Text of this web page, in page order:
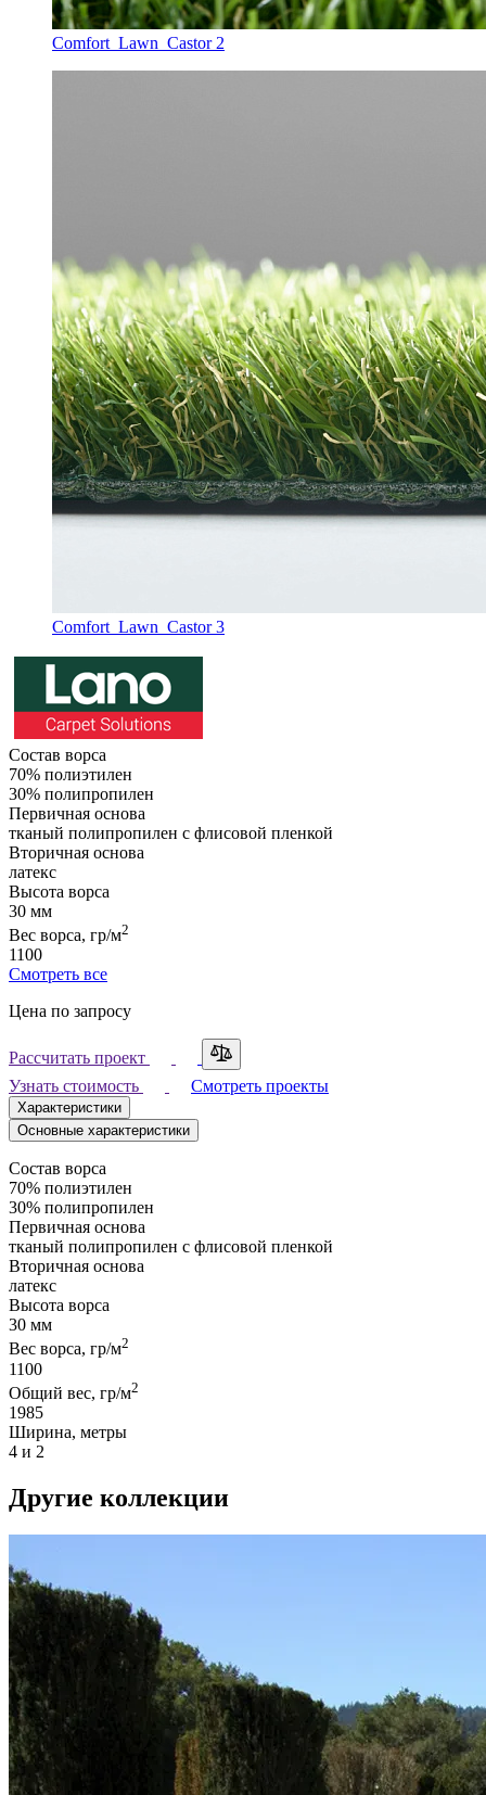
Comfort_Lawn_Castor 2
Comfort_Lawn_Castor 3
Состав ворса
70% полиэтилен
30% полипропилен
Первичная основа
тканый полипропилен с флисовой пленкой
Вторичная основа
латекс
Высота ворса
30 мм
Вес ворса, гр/м2
1100
Смотреть все
Цена по запросу
Рассчитать проект
Узнать стоимость
Смотреть проекты
Характеристики
Основные характеристики
Состав ворса
70% полиэтилен
30% полипропилен
Первичная основа
тканый полипропилен с флисовой пленкой
Вторичная основа
латекс
Высота ворса
30 мм
Вес ворса, гр/м2
1100
Общий вес, гр/м2
1985
Ширина, метры
4 и 2
Другие коллекции